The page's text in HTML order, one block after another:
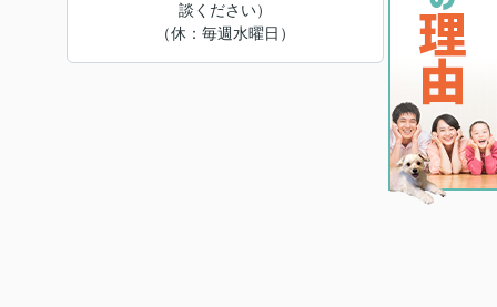
談ください）
（休：毎週水曜日）